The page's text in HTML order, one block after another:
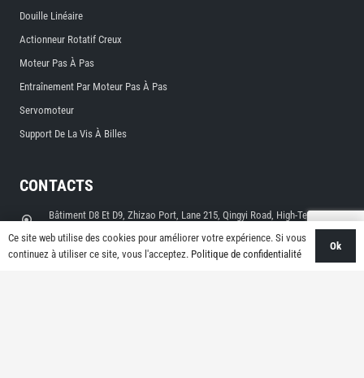
Douille Linéaire
Actionneur Rotatif Creux
Moteur Pas À Pas
Entraînement Par Moteur Pas À Pas
Servomoteur
Support De La Vis À Billes
CONTACTS
Bâtiment D8 Et D9, Zhizao Port, Lane 215, Qingyi Road, High-Tech Zone,
sales@limonrobot.com
Ce site web utilise des cookies pour améliorer votre expérience. Si vous
continuez à utiliser ce site, vous l'acceptez. Politique de confidentialité
Ok